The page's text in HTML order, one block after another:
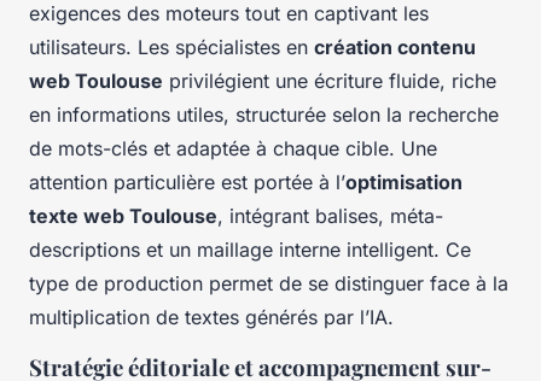
exigences des moteurs tout en captivant les
utilisateurs. Les spécialistes en création contenu
web Toulouse privilégient une écriture fluide, riche
en informations utiles, structurée selon la recherche
de mots-clés et adaptée à chaque cible. Une
attention particulière est portée à l’optimisation
texte web Toulouse, intégrant balises, méta-
descriptions et un maillage interne intelligent. Ce
type de production permet de se distinguer face à la
multiplication de textes générés par l’IA.
Stratégie éditoriale et accompagnement sur-